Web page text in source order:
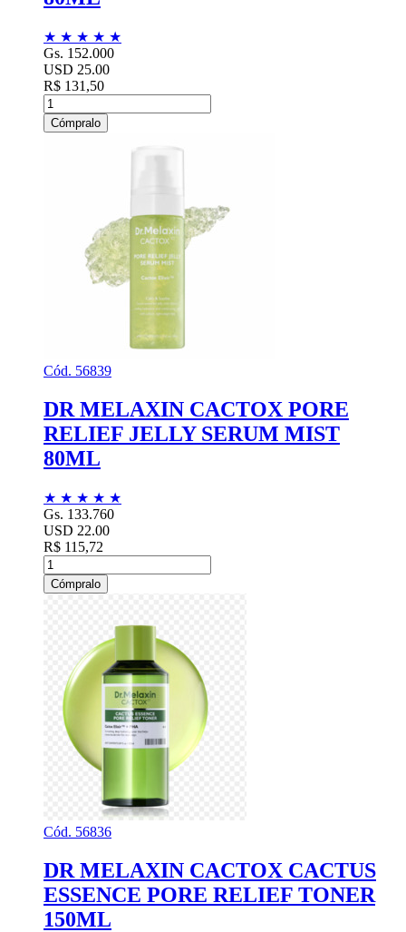
★ ★ ★ ★ ★
Gs. 152.000
USD 25.00
R$ 131,50
Cómpralo
Cód. 56839
DR MELAXIN CACTOX PORE
RELIEF JELLY SERUM MIST
80ML
★ ★ ★ ★ ★
Gs. 133.760
USD 22.00
R$ 115,72
Cómpralo
Cód. 56836
DR MELAXIN CACTOX CACTUS
ESSENCE PORE RELIEF TONER
150ML